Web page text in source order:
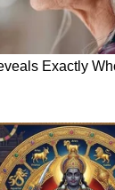
ಬಜೆಟ್
1 ಮಿಲಿಯನ್
ಇರದ
ತಿಳಿಸಿದ್ದ
ಕೃಷಿ